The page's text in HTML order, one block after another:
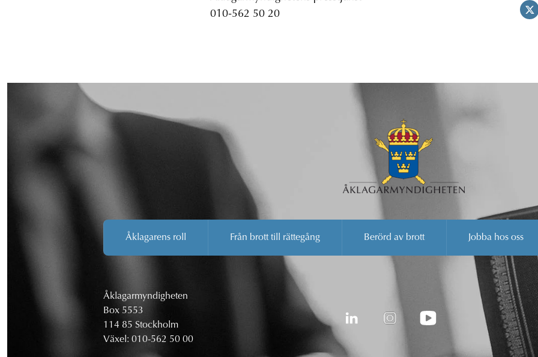
010-562 50 20
Åklagarens roll Från brott till rättegång Berörd av brott Jobba hos oss
Åklagarmyndigheten
Box 5553
114 85 Stockholm
Växel: 010-562 50 00